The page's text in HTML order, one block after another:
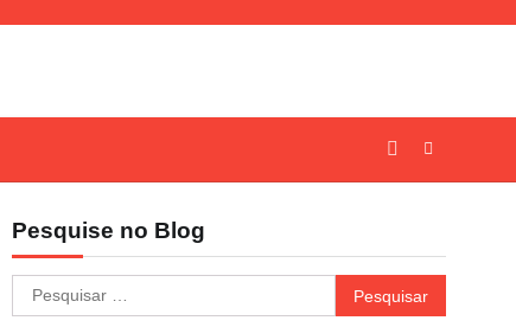
Pesquise no Blog
Pesquisar
por: